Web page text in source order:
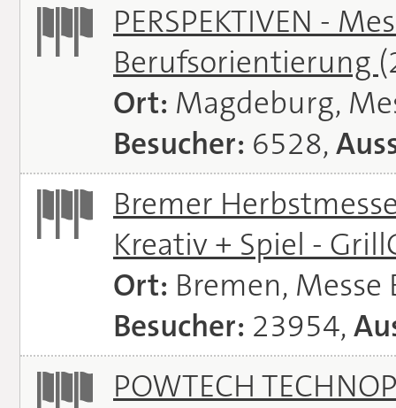
PERSPEKTIVEN -
Berufsorientierung
Ort: Magdeburg,
Besucher: 6528,
Bremer
Kreativ + Spiel -
Ort: Bremen, Messe
Besucher: 23954,
POWTECH